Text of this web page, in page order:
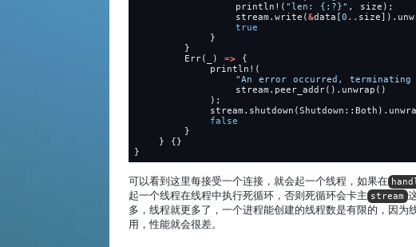
println! ( "len: {:?}" ,
size);
stream.write(&data[0 ..
true
}
}
Err(_)
=>
{
println! (
"An error occurred, terminating
stream.peer_addr().unwrap()
);
false
}
}
{}
}
可以看到这里每接受一个连接，就会起一个线程，如果在
起一个线程在线程中执行死循环，否则死循环会卡主 stream
多，线程就更多了，一个进程能创建的线程数是有限的，因
用，性能就会很差。